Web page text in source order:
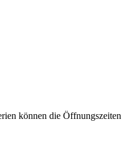
können die Öffnungszeiten